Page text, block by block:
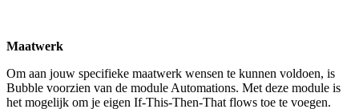
Maatwerk
Om aan jouw specifieke maatwerk wensen te kunnen voldoen, is
Bubble voorzien van de module Automations. Met deze module is
het mogelijk om je eigen If-This-Then-That flows toe te voegen.